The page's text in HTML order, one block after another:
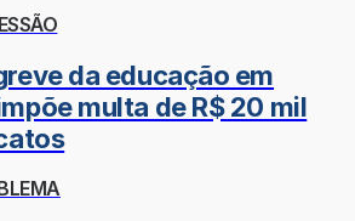
da educação em
multa de R$ 20 mil